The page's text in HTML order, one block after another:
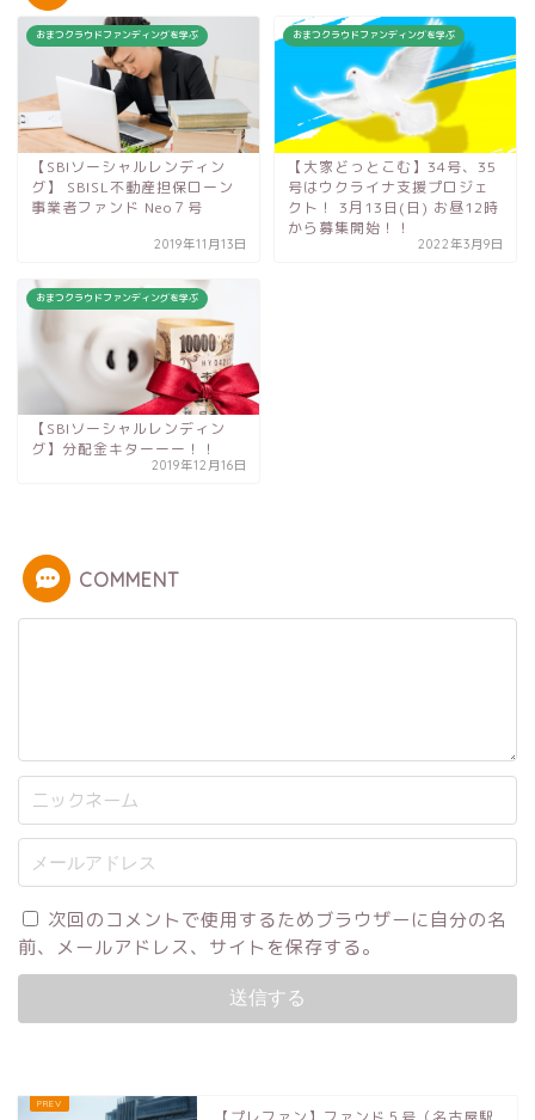
おまつクラウドファンディングを学ぶ
【SBIソーシャルレンディン
グ】 SBISL不動産担保ローン
事業者ファンド Neo７号
2019年11月13日
おまつクラウドファンディングを学ぶ
【大家どっとこむ】34号、35
号はウクライナ支援プロジェ
クト！ 3月13日(日) お昼12時
から募集開始！！
2022年3月9日
おまつクラウドファンディングを学ぶ
【SBIソーシャルレンディン
グ】分配金キターーー！！
2019年12月16日
COMMENT
次回のコメントで使用するためブラウザーに自分の名
前、メールアドレス、サイトを保存する。